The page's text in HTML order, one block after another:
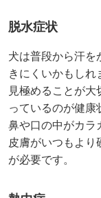
脱水症状
犬は普段から汗を
きにくいかもしれ
見極めることが
っているのが健康
鼻や口の中がカラ
皮膚がいつもより
が必要です。